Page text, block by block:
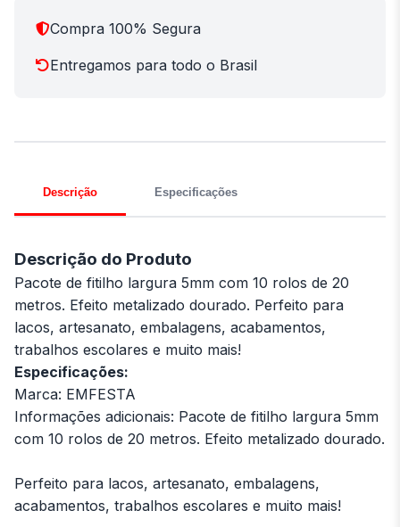
Compra 100% Segura
Entregamos para todo o Brasil
Descrição Especificações
Descrição do Produto
Pacote de fitilho largura 5mm com 10 rolos de 20
metros. Efeito metalizado dourado. Perfeito para
lacos, artesanato, embalagens, acabamentos,
trabalhos escolares e muito mais!
Especificações:
Marca: EMFESTA
Informações adicionais: Pacote de fitilho largura 5mm
com 10 rolos de 20 metros. Efeito metalizado dourado.
Perfeito para lacos, artesanato, embalagens,
acabamentos, trabalhos escolares e muito mais!